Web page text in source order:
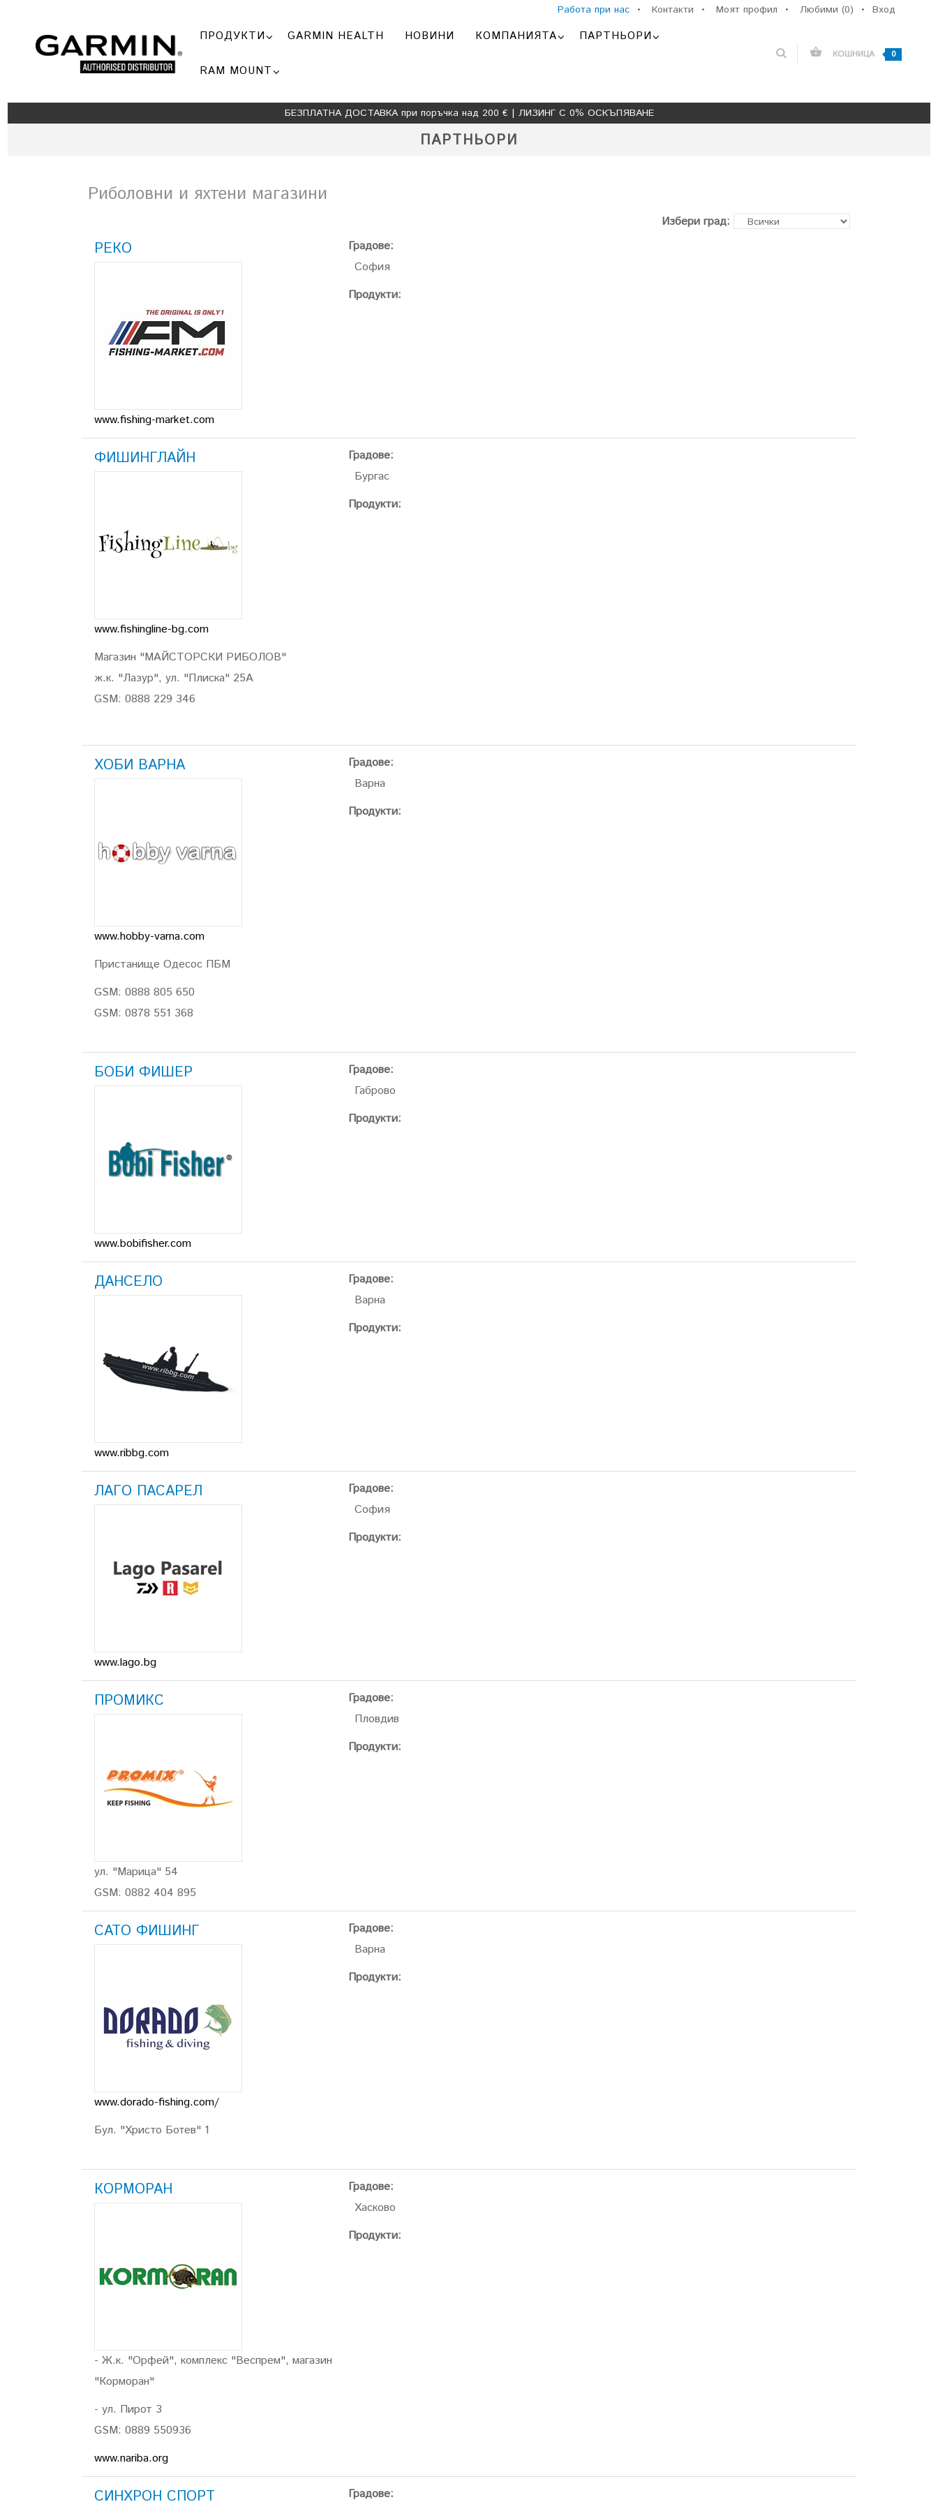
Вход
Работа при нас • Контакти • Моят профил • Любими (0) •
ПРОДУКТИ GARMIN HEALTH НОВИНИ КОМПАНИЯТА ПАРТНЬОРИ
RAM MOUNT
КОШНИЦА 0
БЕЗПЛАТНА ДОСТАВКА при поръчка над 200 € | ЛИЗИНГ С 0% ОСКЪПЯВАНЕ
ПАРТНЬОРИ
Риболовни и яхтени магазини
Избери град:
РЕКО
www.fishing-market.com
Градове:
София
Продукти:
ФИШИНГЛАЙН
www.fishingline-bg.com
Магазин "МАЙСТОРСКИ РИБОЛОВ"
ж.к. "Лазур", ул. "Плиска" 25А
GSM: 0888 229 346
Градове:
Бургас
Продукти:
ХОБИ ВАРНА
www.hobby-varna.com
Пристанище Одесос ПБМ
GSM: 0888 805 650
GSM: 0878 551 368
Градове:
Варна
Продукти:
БОБИ ФИШЕР
www.bobifisher.com
Градове:
Габрово
Продукти:
ДАНСЕЛО
www.ribbg.com
Градове:
Варна
Продукти:
ЛАГО ПАСАРЕЛ
www.lago.bg
Градове:
София
Продукти:
ПРОМИКС
ул. "Марица" 54
GSM: 0882 404 895
Градове:
Пловдив
Продукти:
САТО ФИШИНГ
www.dorado-fishing.com/
Бул. "Христо Ботев" 1
Градове:
Варна
Продукти:
КОРМОРАН
- Ж.к. "Орфей", комплекс "Веспрем", магазин
"Корморан"
- ул. Пирот 3
GSM: 0889 550936
www.nariba.org
Градове:
Хасково
Продукти:
СИНХРОН СПОРТ Градове: